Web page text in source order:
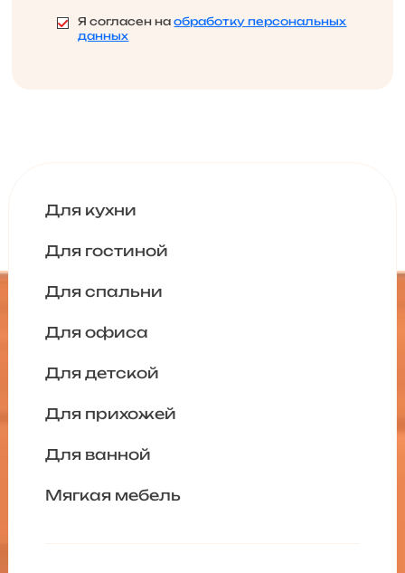
Я согласен наобработку персональных
данных
Для кухни
Для гостиной
Для спальни
Для офиса
Для детской
Для прихожей
Для ванной
Мягкая мебель